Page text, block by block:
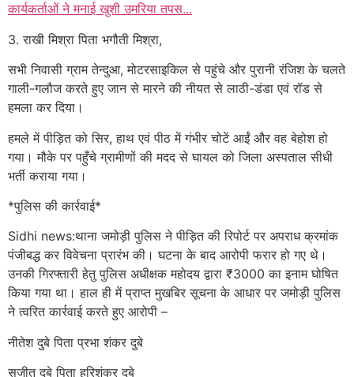
कार्यकर्ताओं ने मनाई खुशी उमरिया तपस...
3. राखी मिश्रा पिता भगौती मिश्रा,
सभी निवासी ग्राम तेन्दुआ, मोटरसाइकिल से पहुंचे और पुरानी रंजिश के चलते
गाली-गलौज करते हुए जान से मारने की नीयत से लाठी-डंडा एवं रॉड से
हमला कर दिया।
हमले में पीड़ित को सिर, हाथ एवं पीठ में गंभीर चोटें आईं और वह बेहोश हो
गया। मौके पर पहुँचे ग्रामीणों की मदद से घायल को जिला अस्पताल सीधी
भर्ती कराया गया।
*पुलिस की कार्रवाई*
Sidhi news:थाना जमोड़ी पुलिस ने पीड़ित की रिपोर्ट पर अपराध क्रमांक
पंजीबद्ध कर विवेचना प्रारंभ की। घटना के बाद आरोपी फरार हो गए थे।
उनकी गिरफ्तारी हेतु पुलिस अधीक्षक महोदय द्वारा ₹3000 का इनाम घोषित
किया गया था। हाल ही में प्राप्त मुखबिर सूचना के आधार पर जमोड़ी पुलिस
ने त्वरित कार्रवाई करते हुए आरोपी –
नीतेश दुबे पिता प्रभा शंकर दुबे
सुजीत दुबे पिता हरिशंकर दुबे